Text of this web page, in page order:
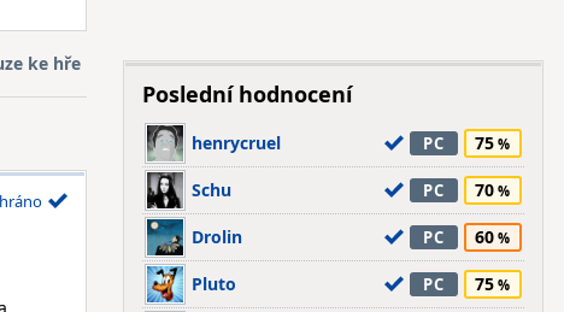
ke hře
Poslední hodnocení
henrycruel PC 75
Schu PC 70
Drolin PC 60
Pluto PC 75